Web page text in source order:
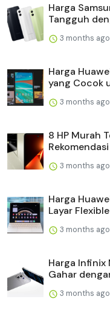
Harga
Tangguh
3 months ago
Harga
yang Cocok
3 months ago
8 HP Murah
3 months ago
Harga
Layar Flexible
3 months ago
Harga Infinix
Gahar
3 months ago